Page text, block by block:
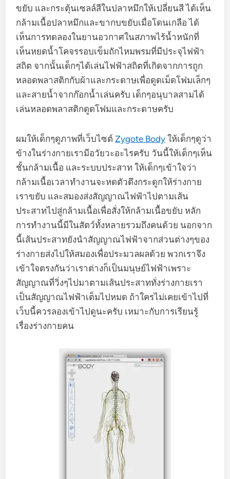
ขยับ และกระตุ้นเซลล์สีในปลาหมึกให้เปลี่ยนสี ได้เห็น
กล้ามเนื้อปลาหมึกและขากบขยับเมื่อโดนเกลือ ได้
เห็นการทดลองในยานอวกาศในสภาพไร้น้ำหนักที่
เห็นหยดน้ำโคจรรอบเข็มถักไหมพรมที่มีประจุไฟฟ้า
สถิต จากนั้นเด็กๆได้เล่นไฟฟ้าสถิตที่เกิดจากการถูก
หลอดพลาสติกกับผ้าและกระดาษเพื่อดูดเม็ดโฟมเล็กๆ
และสายน้ำจากก๊อกน้ำเล่นครับ เด็กๆอนุบาลสามได้
เล่นหลอดพลาสติกดูดโฟมและกระดาษครับ
ผมให้เด็กๆดูภาพที่เว็บไซต์Zygote Body ให้เด็กๆดูว่า
ข้างในร่างกายเรามีอวัยวะอะไรครับ วันนี้ให้เด็กๆเห็น
ชั้นกล้ามเนื้อ และระบบประสาท ให้เด็กๆเข้าใจว่า
กล้ามเนื้อเวลาทำงานจะหดตัวดึงกระดูกให้ร่างกาย
เราขยับ และสมองส่งสัญญาณไฟฟ้าไปตามเส้น
ประสาทไปสู่กล้ามเนื้อเพื่อสั่งให้กล้ามเนื้อขยับ หลัก
การทำงานนี้มีในสัตว์ทั้งหลายรวมถึงคนด้วย นอกจาก
นี้เส้นประสาทยังนำสัญญาณไฟฟ้าจากส่วนต่างๆของ
ร่างกายส่งไปให้สมองเพื่อประมวลผลด้วย พวกเราจึง
เข้าใจตรงกันว่าเราต่างก็เป็นมนุษย์ไฟฟ้าเพราะ
สัญญาณที่วิ่งๆไปมาตามเส้นประสาททั่งร่างกายเรา
เป็นสัญญาณไฟฟ้าเต็มไปหมด ถ้าใครไม่เคยเข้าไปที่
เว็บนี้ควรลองเข้าไปดูนะครับ เหมาะกับการเรียนรู้
เรื่องร่างกายคน